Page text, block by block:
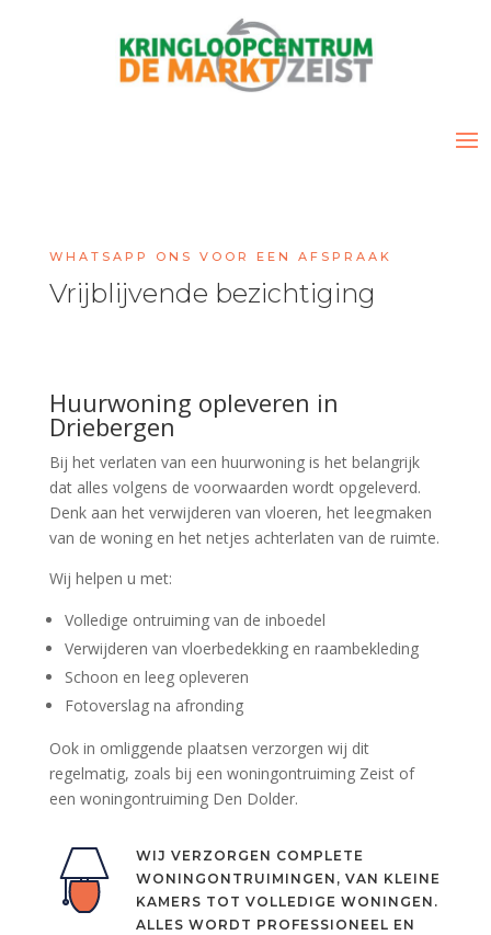
WHATSAPP ONS VOOR EEN AFSPRAAK
Vrijblijvende bezichtiging
Huurwoning opleveren in
Driebergen
Bij het verlaten van een huurwoning is het belangrijk
dat alles volgens de voorwaarden wordt opgeleverd.
Denk aan het verwijderen van vloeren, het leegmaken
van de woning en het netjes achterlaten van de ruimte.
Wij helpen u met:
Volledige ontruiming van de inboedel
Verwijderen van vloerbedekking en raambekleding
Schoon en leeg opleveren
Fotoverslag na afronding
Ook in omliggende plaatsen verzorgen wij dit
regelmatig, zoals bij een woningontruiming Zeistof
een woningontruiming Den Dolder.
WIJ VERZORGEN COMPLETE
WONINGONTRUIMINGEN, VAN KLEINE
KAMERS TOT VOLLEDIGE WONINGEN.
ALLES WORDT PROFESSIONEEL EN